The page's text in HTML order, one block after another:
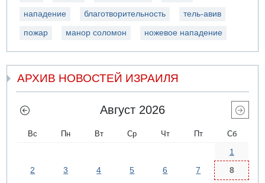
нападение благотворительность тель-авив
пожар манор соломон ножевое нападение
АРХИВ НОВОСТЕЙ ИЗРАИЛЯ
Август 2026
Вс Пн Вт Ср Чт Пт Сб
1
2
3 4 5 6 7
8